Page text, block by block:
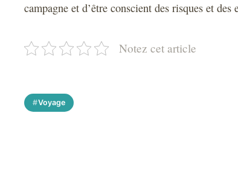
campagne et d’être conscient des risques et des
Notez cet article
Voyage